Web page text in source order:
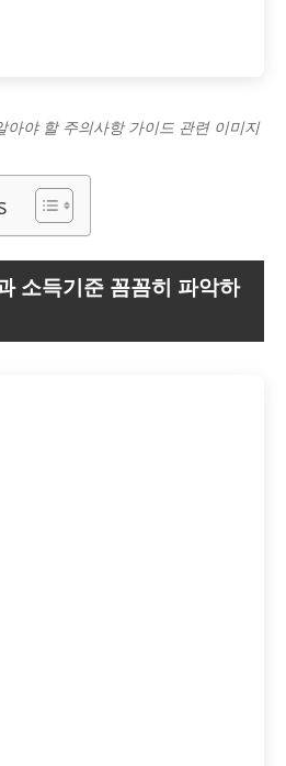
야 할 주의사항 가이드 관련 이미지
소득기준 꼼꼼히 파악하